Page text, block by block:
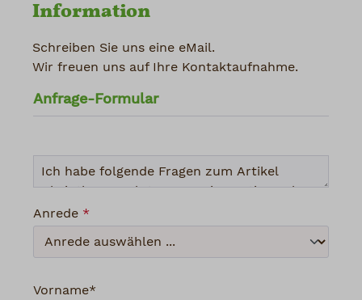
Information
Schreiben Sie uns eine eMail.
Wir freuen uns auf Ihre Kontaktaufnahme.
Anfrage-Formular
Anrede *
Vorname*